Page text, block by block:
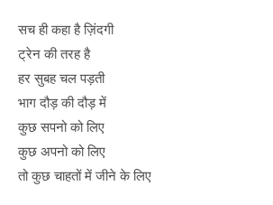
सच ही कहा है ज़िंदगी
ट्रेन की तरह है
हर सुबह चल पड़ती
भाग दौड़ की दौड़ में
कुछ सपनो को लिए
कुछ अपनो को लिए
तो कुछ चाहतों में जीने के लिए